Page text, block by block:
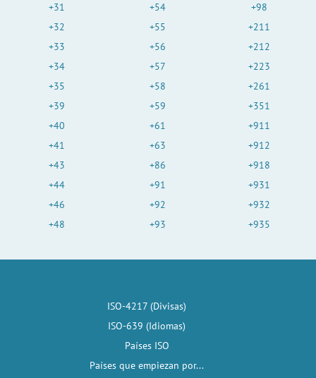
+31
+32
+33
+34
+35
+39
+40
+41
+43
+44
+46
+48
+54
+55
+56
+57
+58
+59
+61
+63
+86
+91
+92
+93
+98
+211
+212
+223
+261
+351
+911
+912
+918
+931
+932
+935
ISO-4217 (Divisas)
ISO-639 (Idiomas)
Países ISO
Países que empiezan por...